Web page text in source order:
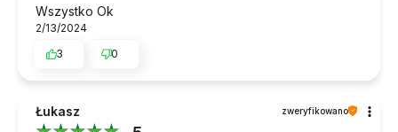
Wszystko Ok
2/13/2024
3
0
Łukasz zweryfikowano